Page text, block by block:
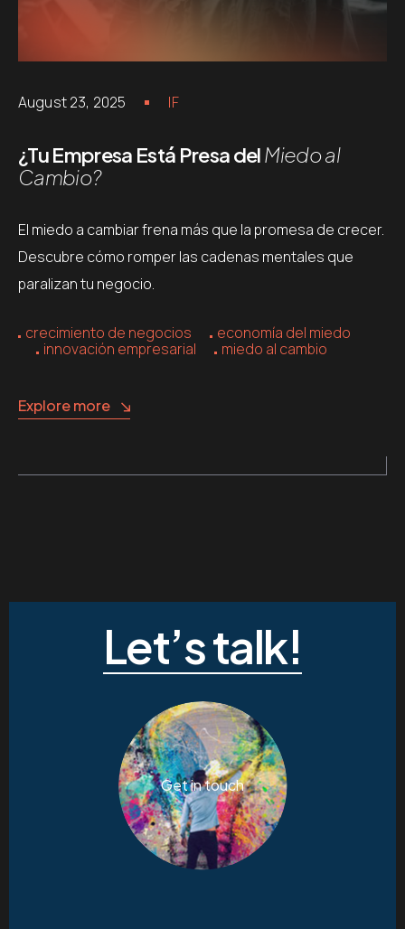
August 23, 2025 IF
¿Tu Empresa Está Presa delMiedo al
Cambio?
El miedo a cambiar frena más que la promesa de crecer.
Descubre cómo romper las cadenas mentales que
paralizan tu negocio.
crecimiento de negocios
economía del miedo
innovación empresarial
miedo al cambio
Explore more
Let’s talk!
Get in touch